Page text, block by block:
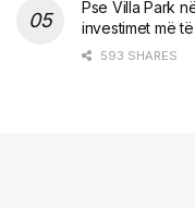
Pse Villa Park
investimet më
593 SHARES